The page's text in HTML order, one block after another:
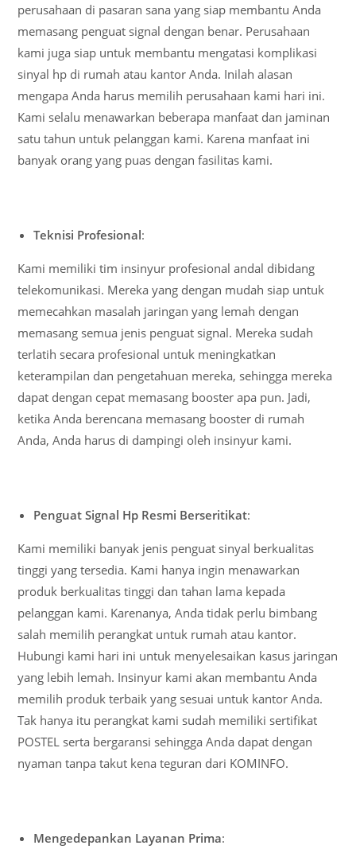
perusahaan di pasaran sana yang siap membantu Anda
memasang penguat signal dengan benar. Perusahaan
kami juga siap untuk membantu mengatasi komplikasi
sinyal hp di rumah atau kantor Anda. Inilah alasan
mengapa Anda harus memilih perusahaan kami hari ini.
Kami selalu menawarkan beberapa manfaat dan jaminan
satu tahun untuk pelanggan kami. Karena manfaat ini
banyak orang yang puas dengan fasilitas kami.
Teknisi Profesional:
Kami memiliki tim insinyur profesional andal dibidang
telekomunikasi. Mereka yang dengan mudah siap untuk
memecahkan masalah jaringan yang lemah dengan
memasang semua jenis penguat signal. Mereka sudah
terlatih secara profesional untuk meningkatkan
keterampilan dan pengetahuan mereka, sehingga mereka
dapat dengan cepat memasang booster apa pun. Jadi,
ketika Anda berencana memasang booster di rumah
Anda, Anda harus di dampingi oleh insinyur kami.
Penguat Signal Hp Resmi Berseritikat:
Kami memiliki banyak jenis penguat sinyal berkualitas
tinggi yang tersedia. Kami hanya ingin menawarkan
produk berkualitas tinggi dan tahan lama kepada
pelanggan kami. Karenanya, Anda tidak perlu bimbang
salah memilih perangkat untuk rumah atau kantor.
Hubungi kami hari ini untuk menyelesaikan kasus jaringan
yang lebih lemah. Insinyur kami akan membantu Anda
memilih produk terbaik yang sesuai untuk kantor Anda.
Tak hanya itu perangkat kami sudah memiliki sertifikat
POSTEL serta bergaransi sehingga Anda dapat dengan
nyaman tanpa takut kena teguran dari KOMINFO.
Mengedepankan Layanan Prima: